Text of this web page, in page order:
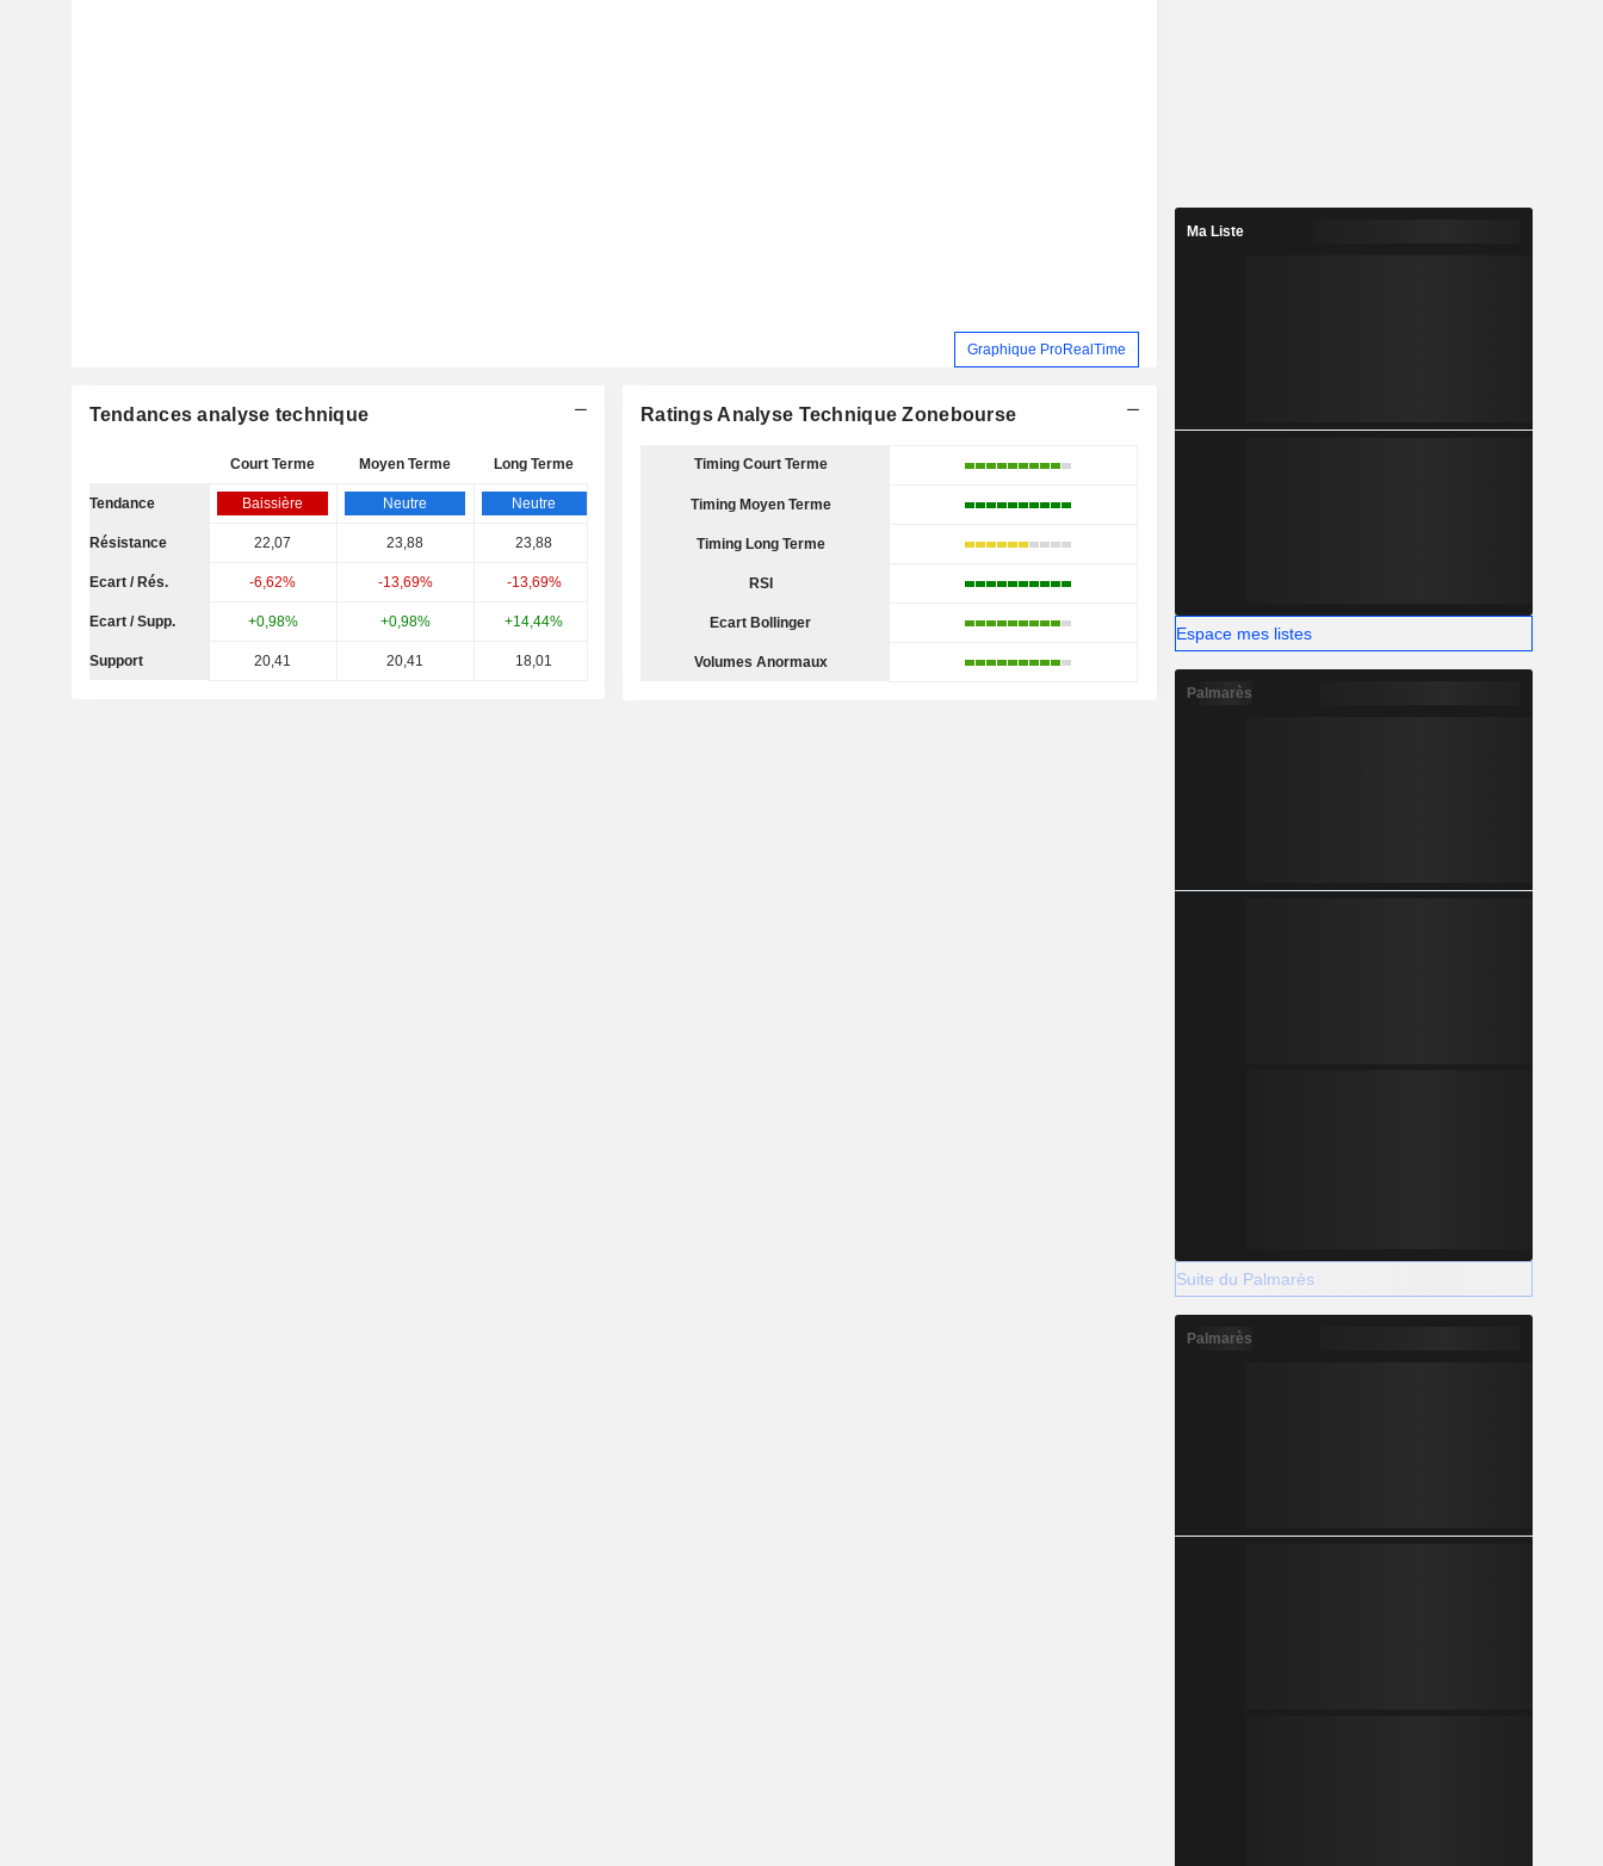
Graphique ProRealTime
Tendances analyse technique
Court Terme Moyen Terme Long Terme
Tendance Baissière Neutre Neutre
Résistance 22,07 23,88 23,88
Ecart / Rés. -6,62% -13,69% -13,69%
Ecart / Supp. +0,98% +0,98% +14,44%
Support 20,41 20,41 18,01
Ratings Analyse Technique Zonebourse
Timing Court Terme
Timing Moyen Terme
Timing Long Terme
RSI
Ecart Bollinger
Volumes Anormaux
Ma Liste
Espace mes listes
Palmarès
Suite du Palmarès
Palmarès